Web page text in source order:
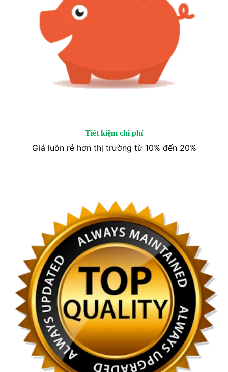
Tiết kiệm chi phí
Giá luôn rẻ hơn thị trường từ 10% đến 20%